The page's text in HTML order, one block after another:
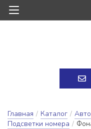
Главная / Каталог /
Подсветки номера /